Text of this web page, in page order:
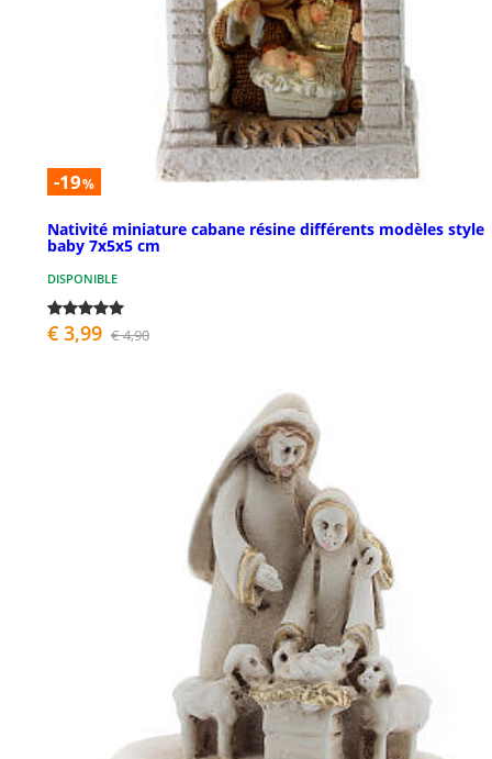
-19%
Nativité miniature cabane résine différents modèles style
baby 7x5x5 cm
DISPONIBLE
€ 3,99 € 4,90